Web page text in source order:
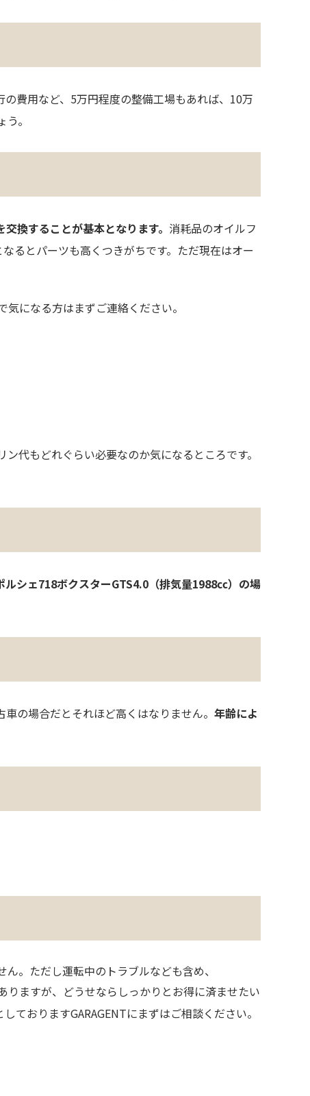
費用など、5万円程度の整備工場もあれば、10万
。
換することが基本となります。 消耗品のオイルフ
るとパーツも高くつきがちです。ただ現在はオー
になる方はまずご連絡ください。
代もどれぐらい必要なのか気になるところです。
ルシェ718ボクスターGTS4.0（排気量1988㏄）の場
の場合だとそれほど高くはなりません。 年齢によ
。ただし運転中のトラブルなども含め、
ますが、どうせならしっかりとお得に済ませたい
おりますGARAGENTにまずはご相談ください。